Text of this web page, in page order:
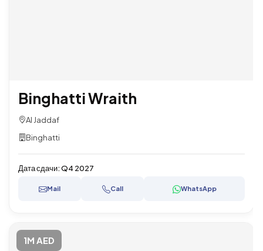
Binghatti Wraith
Al Jaddaf
Binghatti
Дата сдачи:Q4 2027
Mail Call WhatsApp
1M AED